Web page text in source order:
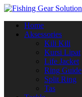
alihan
Home
Aksessories
Kili Kili
Kursi Lipat
Life Jacket
Ring Guide
Split Ring
Tas